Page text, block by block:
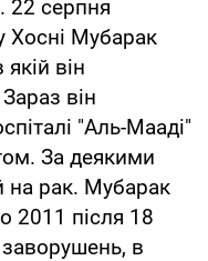
22 серпня
Хосні Мубарак
він
він
"Аль-Мааді"
За деякими
на рак. Мубарак
2011 після 18
в